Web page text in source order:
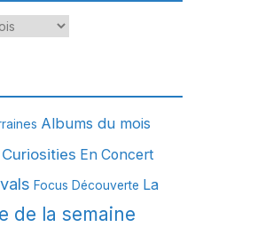
Albums du mois
Curiosities En Concert
Focus Découverte La
de la semaine